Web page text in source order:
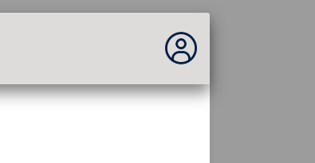
Vous n'êtes pas connecté...